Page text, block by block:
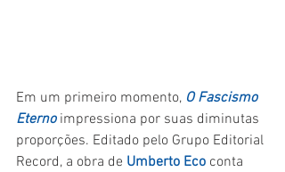
Em um primeiro momento, O Fascismo
Eterno impressiona por suas diminutas
proporções. Editado pelo Grupo Editorial
Record, a obra de Umberto Eco conta